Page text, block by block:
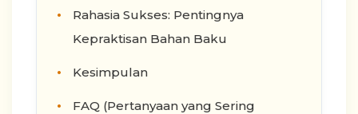
Rahasia Sukses: Pentingnya
Kepraktisan Bahan Baku
Kesimpulan
FAQ (Pertanyaan yang Sering